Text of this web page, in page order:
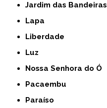
Jardim das Bandeiras
Lapa
Liberdade
Luz
Nossa Senhora do Ó
Pacaembu
Paraíso